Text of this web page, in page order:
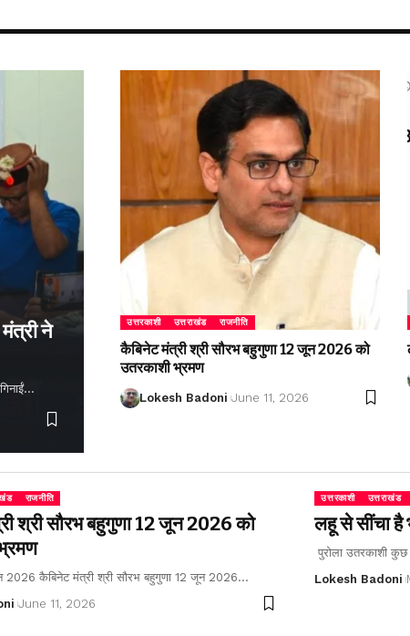
ने
उत्तरकाशी उत्तराखंड राजनीति
कैबिनेट मंत्री श्री सौरभ बहुगुणा 12 जून 2026 को
उतरकाशी भ्रमण
Lokesh Badoni June 11, 2026
राजनीति
श्री सौरभ बहुगुणा 12 जून 2026 को
2026 कैबिनेट मंत्री श्री सौरभ बहुगुणा 12 जून 2026…
June 11, 2026
उत्तरकाशी उत्तराखंड
लहू से सींचा है
पुरोला उतरकाशी
Lokesh Badoni